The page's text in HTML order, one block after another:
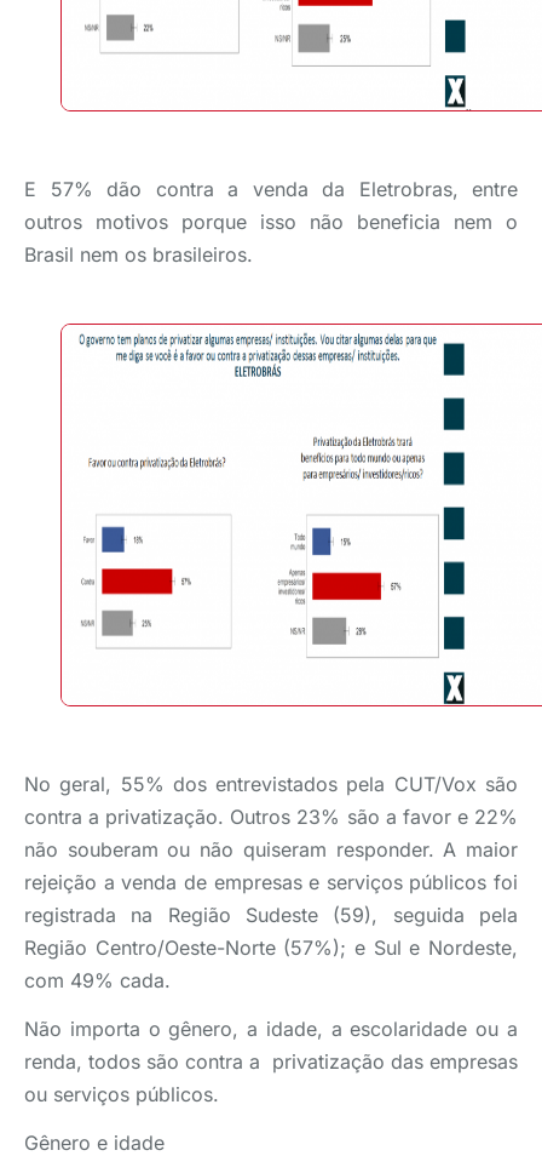
E 57% dão contra a venda da Eletrobras, entre
outros motivos porque isso não beneficia nem o
Brasil nem os brasileiros.
No geral, 55% dos entrevistados pela CUT/Vox são
contra a privatização. Outros 23% são a favor e 22%
não souberam ou não quiseram responder. A maior
rejeição a venda de empresas e serviços públicos foi
registrada na Região Sudeste (59), seguida pela
Região Centro/Oeste-Norte (57%); e Sul e Nordeste,
com 49% cada.
Não importa o gênero, a idade, a escolaridade ou a
renda, todos são contra a privatização das empresas
ou serviços públicos.
Gênero e idade